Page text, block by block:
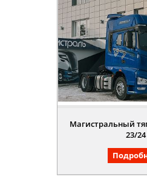
Магистральный
23/24